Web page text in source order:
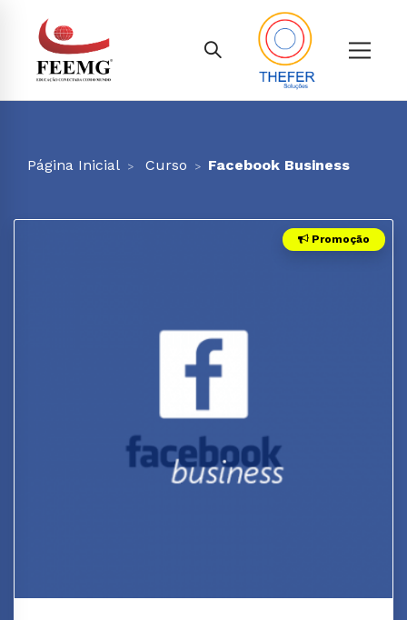
Página Inicial Curso Facebook Business
Promoção